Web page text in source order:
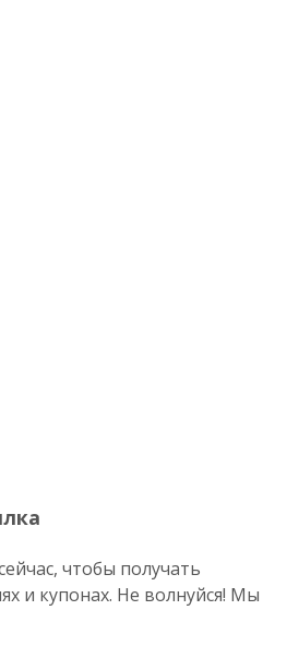
чтобы получать
и купонах. Не волнуйся! Мы